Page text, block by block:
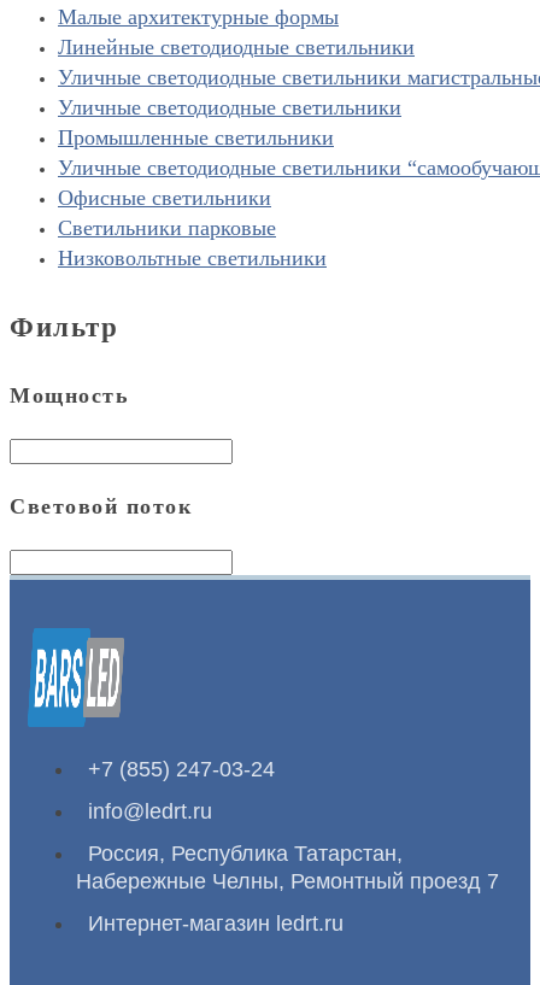
Малые архитектурные формы
Линейные светодиодные светильники
Уличные светодиодные светильники
Уличные светодиодные светильники
Промышленные светильники
Уличные светодиодные светильники
Офисные светильники
Светильники парковые
Низковольтные светильники
Фильтр
Мощность
Световой поток
+7 (855) 247-03-24
info@ledrt.ru
Россия, Республика Татарстан,
Набережные Челны, Ремонтный проезд 7
Интернет-магазин ledrt.ru